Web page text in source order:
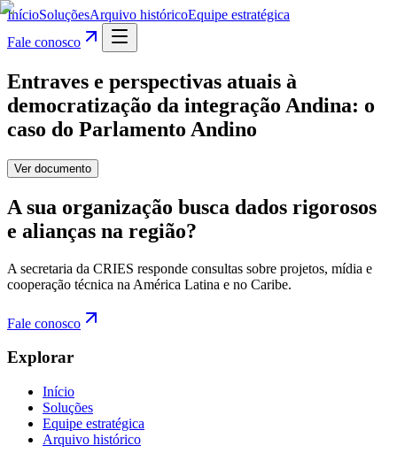
InícioSoluçõesArquivo históricoEquipe estratégica
Fale conosco
Entraves e perspectivas atuais à
democratização da integração Andina: o
caso do Parlamento Andino
Ver documento
A sua organização busca dados rigorosos
e alianças na região?
A secretaria da CRIES responde consultas sobre projetos, mídia e
cooperação técnica na América Latina e no Caribe.
Fale conosco
Explorar
Início
Soluções
Equipe estratégica
Arquivo histórico